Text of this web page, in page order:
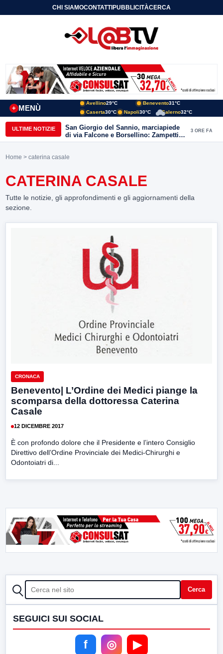
CHI SIAMOCONTATTIPUBBLICITÀCERCA
MENÙ
+
Avellino29°C Benevento31°C
Caserta30°C Napoli30°C Salerno32°C
ULTIME NOTIZIE
San Giorgio del Sannio, marciapiede
di via Falcone e Borsellino: Zampetti e
Lombardi replicano alle polemiche
3 ORE FA
Home > caterina casale
CATERINA CASALE
Tutte le notizie, gli approfondimenti e gli aggiornamenti della
sezione.
CRONACA
Benevento| L’Ordine dei Medici piange la
scomparsa della dottoressa Caterina
Casale
12 DICEMBRE 2017
È con profondo dolore che il Presidente e l’intero Consiglio
Direttivo dell’Ordine Provinciale dei Medici-Chirurghi e
Odontoiatri di...
CERCA Cerca
SEGUICI SUI SOCIAL
f ◎ ▶